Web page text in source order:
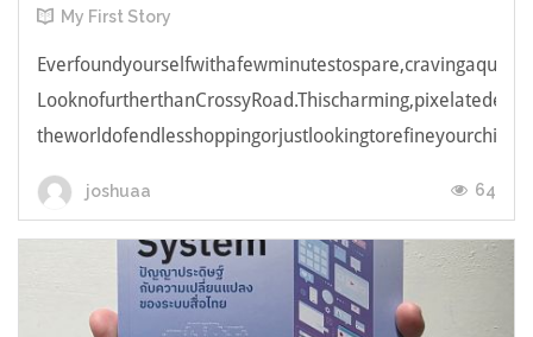
My First Story
joshuaa 64